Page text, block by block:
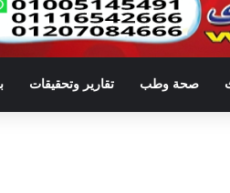
صحة وطب تقارير وتحقيقات